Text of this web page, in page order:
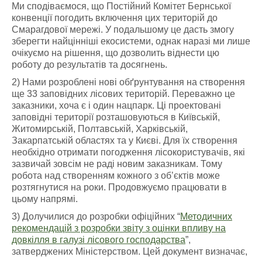
Ми сподіваємося, що Постійний Комітет Бернської
конвенції погодить включення цих територій до
Смарагдової мережі. У подальшому це дасть змогу
зберегти найцінніші екосистеми, однак наразі ми лише
очікуємо на рішення, що дозволить віднести цю
роботу до результатів та досягнень.
2) Нами розроблені нові обґрунтування на створення
ще 33 заповідних лісових територій. Переважно це
заказники, хоча є і один нацпарк. Ці проектовані
заповідні території розташовуються в Київській,
Житомирській, Полтавській, Харківській,
Закарпатській областях та у Києві. Для їх створення
необхідно отримати погодження лісокористувачів, які
зазвичай зовсім не раді новим заказникам. Тому
робота над створенням кожного з об’єктів може
розтягнутися на роки. Продовжуємо працювати в
цьому напрямі.
3) Долучилися до розробки офіційних “Методичних
рекомендацій з розробки звіту з оцінки впливу на
довкілля в галузі лісового господарства”,
затверджених Міністерством. Цей документ визначає,